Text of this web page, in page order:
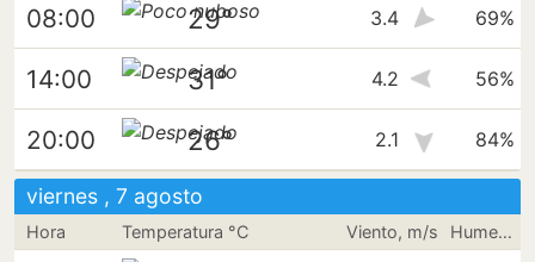
08:00 29° 3.4 69%
14:00 31° 4.2 56%
20:00 26° 2.1 84%
viernes , 7 agosto
Hora Temperatura °C Viento, m/s Humedad